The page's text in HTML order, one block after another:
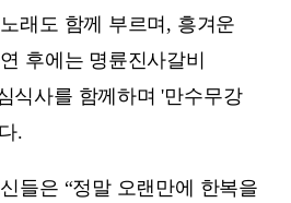
래도 함께 부르며, 흥겨운
후에는 명륜진사갈비
식사를 함께하며 '만수무강
.
들은 “정말 오랜만에 한복을